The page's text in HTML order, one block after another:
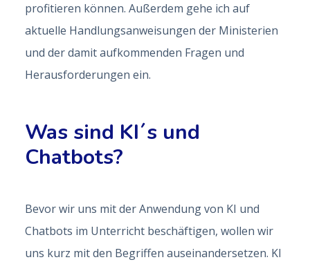
profitieren können. Außerdem gehe ich auf
aktuelle Handlungsanweisungen der Ministerien
und der damit aufkommenden Fragen und
Herausforderungen ein.
Was sind KI´s und
Chatbots?
Bevor wir uns mit der Anwendung von KI und
Chatbots im Unterricht beschäftigen, wollen wir
uns kurz mit den Begriffen auseinandersetzen. KI